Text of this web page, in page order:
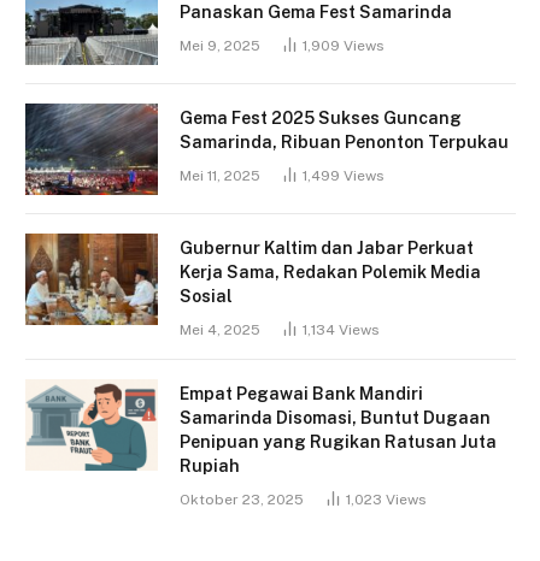
Panaskan Gema Fest Samarinda
Mei 9, 2025 1,909 Views
Gema Fest 2025 Sukses Guncang
Samarinda, Ribuan Penonton Terpukau
Mei 11, 2025 1,499 Views
Gubernur Kaltim dan Jabar Perkuat
Kerja Sama, Redakan Polemik Media
Sosial
Mei 4, 2025 1,134 Views
Empat Pegawai Bank Mandiri
Samarinda Disomasi, Buntut Dugaan
Penipuan yang Rugikan Ratusan Juta
Rupiah
Oktober 23, 2025 1,023 Views